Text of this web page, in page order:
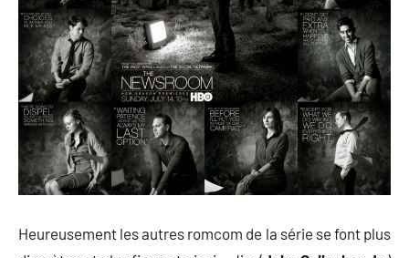
Heureusement les autres romcom de la série se font plus